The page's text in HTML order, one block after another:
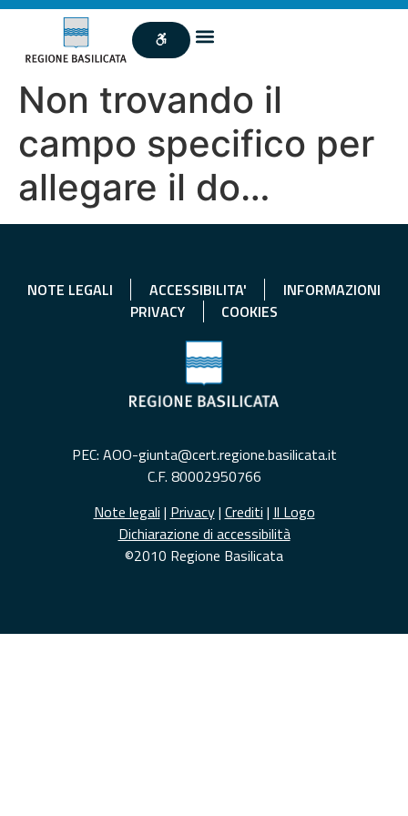
Non trovando il
campo specifico per
allegare il do…
NOTE LEGALI ACCESSIBILITA'
INFORMAZIONI
PRIVACY
COOKIES
PEC: AOO-giunta@cert.regione.basilicata.it
C.F. 80002950766
Note legali | Privacy| Crediti | Il Logo
Dichiarazione di accessibilità
©2010 Regione Basilicata